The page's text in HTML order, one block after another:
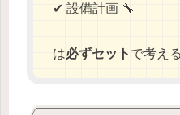
✔ 設備計画 🔧
は必ずセット で考え